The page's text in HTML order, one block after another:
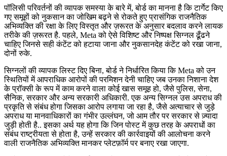
पॉलिसी परिवर्तनों की व्यापक समस्या के बारे में, बोर्ड का मानना है कि टार्गेट किए
गए समूहों को नुकसान का जोखिम बढ़ने से रोकते हुए प्रासंगिक राजनैतिक
अभिव्यक्ति की रक्षा के लिए विस्तृत और ज़रूरत के अनुसार बदलाव करने लायक
तरीके की ज़रूरत है. पहले, Meta को ऐसे विशिष्ट और निष्पक्ष सिग्नल ढूँढने
चाहिए जिनसे सही कंटेंट को हटाया जाना और नुकसानदेह कंटेंट को रखा जाना,
दोनों रुके.
सिग्नलों की व्यापक लिस्ट दिए बिना, बोर्ड ने निर्धारित किया कि Meta को उन
स्थितियों में आपराधिक आरोपों की परमिशन देनी चाहिए जब उनका निशाना देश
के प्रॉक्सी के रूप में काम करने वाला कोई खास समूह हो, जैसे पुलिस, सेना,
सैनिक, सरकार और अन्य सरकारी अधिकारी. एक अन्य सिग्नल उस अपराध की
प्रकृति से संबंध होगा जिसका आरोप लगाया जा रहा है, जैसे अत्याचार से जुड़े
अपराध या मानवाधिकारों का गंभीर उल्लंघन, जो आम तौर पर सरकार से ज़्यादा
जुड़ी होती है.. इसका अर्थ यह होगा कि जिन पोस्ट में कुछ तरह के अपराधों का
संबंध राष्ट्रीयता से होता है, उन्हें सरकार की कार्रवाइयों की आलोचना करने
वाली राजनैतिक अभिव्यक्ति मानकर प्लेटफ़ॉर्म पर बनाए रखा जाएगा.